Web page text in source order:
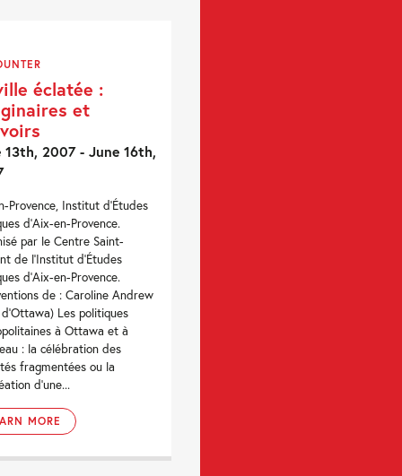
éclatée :
et
13th, 2007 - June 16th,
Provence, Institut d'Études
d'Aix-en-Provence.
par le Centre Saint-
de l'Institut d'Études
d'Aix-en-Provence.
de : Caroline Andrew
d'Ottawa) Les politiques
à Ottawa et à
: la célébration des
fragmentées ou la
d'une...
MORE